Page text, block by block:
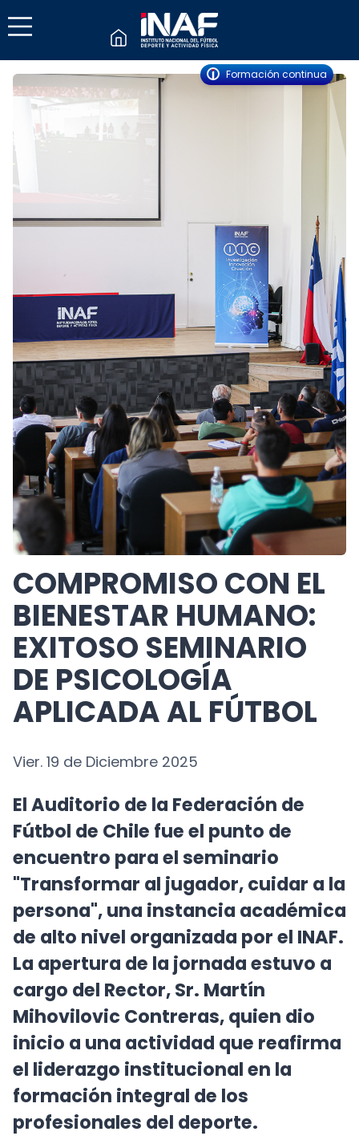
Formación continua
COMPROMISO CON EL
BIENESTAR HUMANO:
EXITOSO SEMINARIO
DE PSICOLOGÍA
APLICADA AL FÚTBOL
Vier. 19 de Diciembre 2025
El Auditorio de la Federación de
Fútbol de Chile fue el punto de
encuentro para el seminario
"Transformar al jugador, cuidar a la
persona", una instancia académica
de alto nivel organizada por el INAF.
La apertura de la jornada estuvo a
cargo del Rector, Sr. Martín
Mihovilovic Contreras, quien dio
inicio a una actividad que reafirma
el liderazgo institucional en la
formación integral de los
profesionales del deporte.